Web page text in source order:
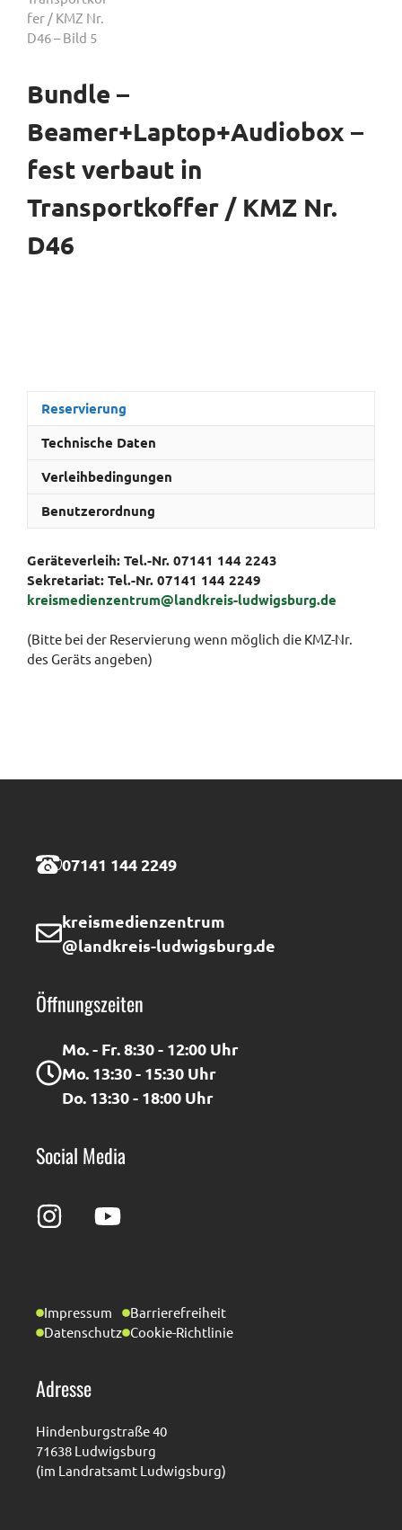
Bundle –
Beamer+Laptop+Audiobox –
fest verbaut in
Transportkoffer / KMZ Nr.
D46
Reservierung
Technische Daten
Verleihbedingungen
Benutzerordnung
Geräteverleih: Tel.-Nr. 07141 144 2243
Sekretariat: Tel.-Nr. 07141 144 2249
kreismedienzentrum@landkreis-ludwigsburg.de
(Bitte bei der Reservierung wenn möglich die KMZ-Nr.
des Geräts angeben)
07141 144 2249
kreismedienzentrum
@landkreis-ludwigsburg.de
Öffnungszeiten
Mo. - Fr. 8:30 - 12:00 Uhr
Mo. 13:30 - 15:30 Uhr
Do. 13:30 - 18:00 Uhr
Social Media
Impressum
Datenschutz
Barrierefreiheit
Cookie-Richtlinie
Adresse
Hindenburgstraße 40
71638 Ludwigsburg
(im Landratsamt Ludwigsburg)